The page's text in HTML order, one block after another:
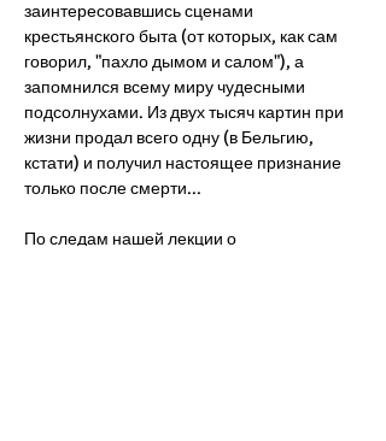
заинтересовавшись сценами
крестьянского быта (от которых, как сам
говорил, "пахло дымом и салом"), а
запомнился всему миру чудесными
подсолнухами. Из двух тысяч картин при
жизни продал всего одну (в Бельгию,
кстати) и получил настоящее признание
только после смерти...
По следам нашей лекции о